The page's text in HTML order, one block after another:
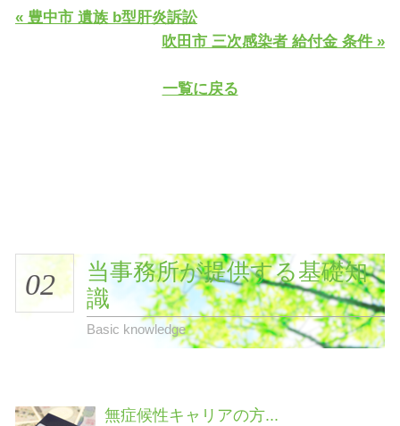
« 豊中市 遺族 b型肝炎訴訟
吹田市 三次感染者 給付金 条件 »
一覧に戻る
02
当事務所が提供する基礎知
識
Basic knowledge
無症候性キャリアの方...